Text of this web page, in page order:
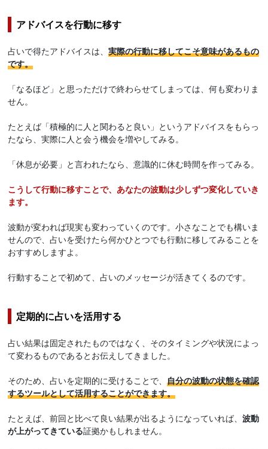
アドバイスを行動に移す
占いで得たアドバイスは、実際の行動に移してこそ意味があるもの
です。
「なるほど」と思っただけで終わらせてしまっては、何も変わりま
せん。
たとえば「積極的に人と関わると良い」というアドバイスをもらっ
たなら、実際に人と会う機会を増やしてみる。
「休息が必要」と言われたなら、意識的に休む時間を作ってみる。
こうして行動に移すことで、あなたの波動は少しずつ変化していき
ます。
波動が変われば現実も変わっていくのです。小さなことでも構いま
せんので、占いを受けたら何かひとつでも行動に移してみることを
おすすめしますよ。
行動することで初めて、占いのメッセージが活きてくるのです。
定期的に占いを活用する
占い結果は固定されたものではなく、そのタイミングや状況によっ
て変わるものであるとお伝えしてきました。
そのため、占いを定期的に受けることで、自分の波動の状態を確認
するツールとして活用することができます。
たとえば、前回と比べて良い結果が出るようになっていれば、波動
が上がってきている証拠かもしれません。